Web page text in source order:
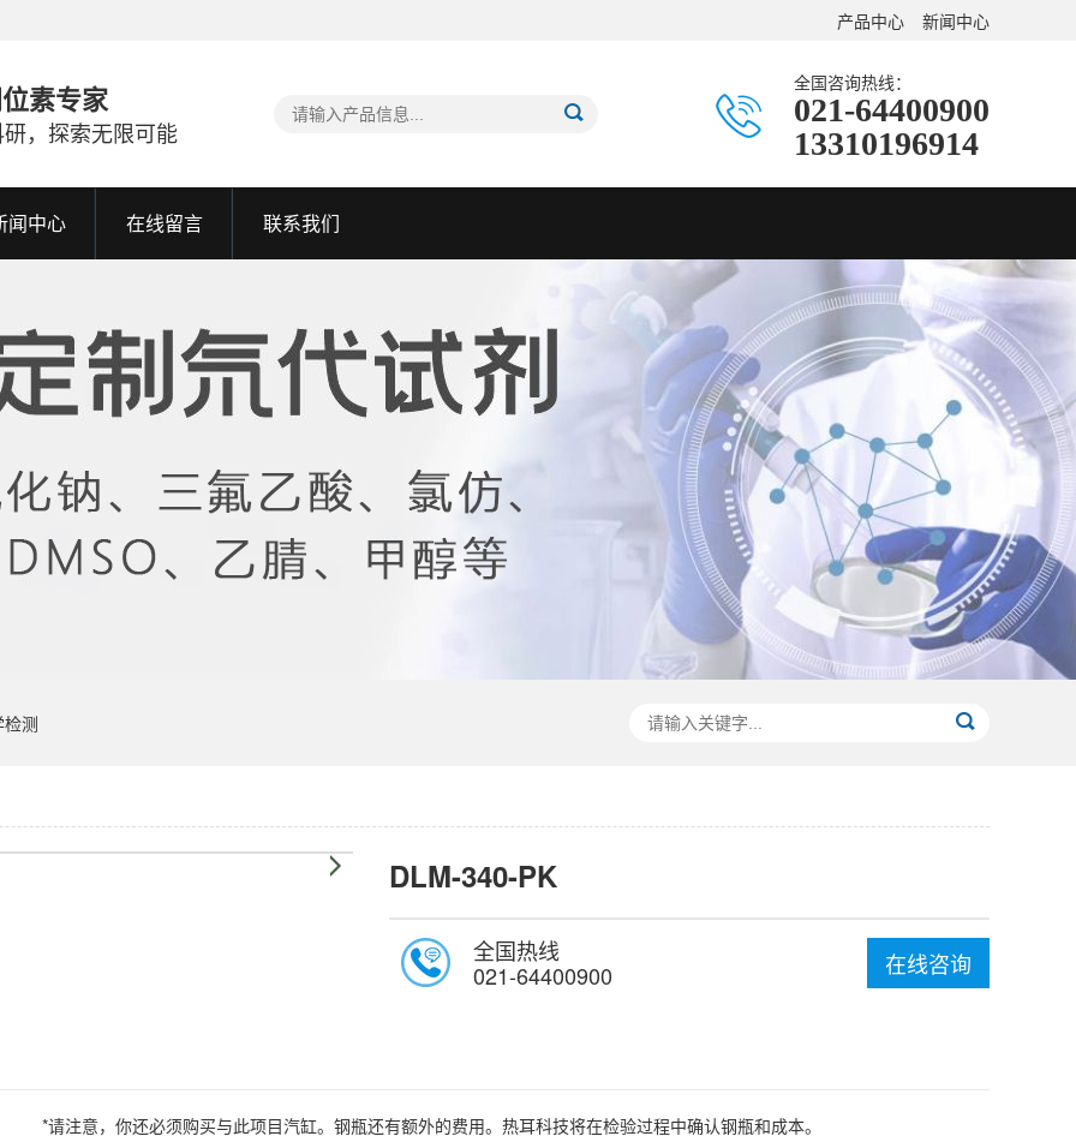
产品中心 新闻中心
素专家
，探索无限可能
全国咨询热线：
021-64400900
13310196914
闻中心 在线留言 联系我们
测
DLM-340-PK
在线咨询
全国热线
021-64400900
*请注意，你还必须购买与此项目汽缸。钢瓶还有额外的费用。热耳科技将在检验过程中确认钢瓶和成本。